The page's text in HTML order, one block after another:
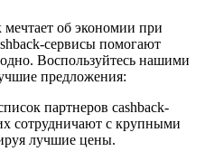
об экономии при
сервисы помогают
Воспользуйтесь нашими
предложения:
партнеров cashback-
сотрудничают с крупными
лучшие цены.